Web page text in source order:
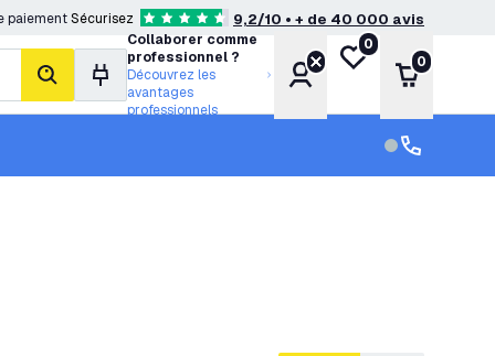
paiementSécurisez 4.6 étoiles de notation9,2/10 • + de 40 000 avis
rechercher
Collaborer comme
professionnel ?
Découvrez les
avantages
professionnels
Compte
Ma liste de
0
Panier
0
Service
Service client